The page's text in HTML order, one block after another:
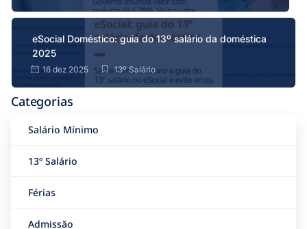
eSocial Doméstico: guia do 13º salário da doméstica
2025
16 dez 2025 13º Salário
Categorias
Salário Mínimo
13º Salário
Férias
Admissão